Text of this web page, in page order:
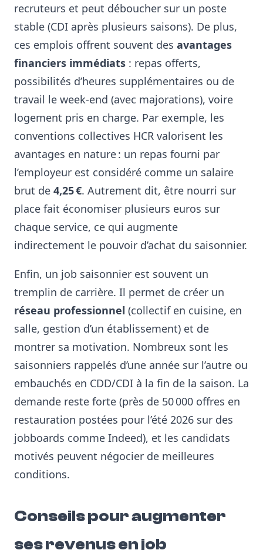
recruteurs et peut déboucher sur un poste
stable (CDI après plusieurs saisons). De plus,
ces emplois offrent souvent des avantages
financiers immédiats : repas offerts,
possibilités d’heures supplémentaires ou de
travail le week-end (avec majorations), voire
logement pris en charge. Par exemple, les
conventions collectives HCR valorisent les
avantages en nature : un repas fourni par
l’employeur est considéré comme un salaire
brut de 4,25 €. Autrement dit, être nourri sur
place fait économiser plusieurs euros sur
chaque service, ce qui augmente
indirectement le pouvoir d’achat du saisonnier.
Enfin, un job saisonnier est souvent un
tremplin de carrière. Il permet de créer un
réseau professionnel (collectif en cuisine, en
salle, gestion d’un établissement) et de
montrer sa motivation. Nombreux sont les
saisonniers rappelés d’une année sur l’autre ou
embauchés en CDD/CDI à la fin de la saison. La
demande reste forte (près de 50 000 offres en
restauration postées pour l’été 2026 sur des
jobboards comme Indeed), et les candidats
motivés peuvent négocier de meilleures
conditions.
Conseils pour augmenter
ses revenus en job